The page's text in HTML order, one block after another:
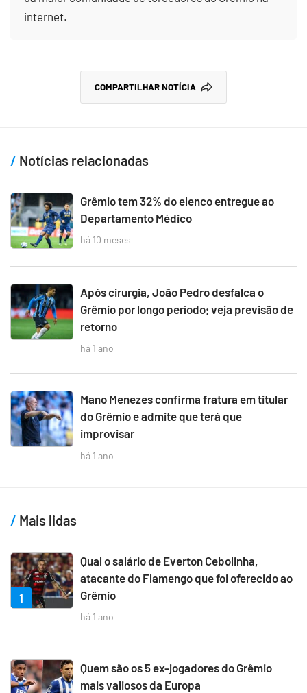
internet.
COMPARTILHAR NOTÍCIA
Notícias relacionadas
Grêmio tem 32% do elenco entregue ao
Departamento Médico
há 10 meses
Após cirurgia, João Pedro desfalca o
Grêmio por longo período; veja previsão de
retorno
há 1 ano
Mano Menezes confirma fratura em titular
do Grêmio e admite que terá que
improvisar
há 1 ano
Mais lidas
1
Qual o salário de Everton Cebolinha,
atacante do Flamengo que foi oferecido ao
Grêmio
há 1 ano
Quem são os 5 ex-jogadores do Grêmio
mais valiosos da Europa